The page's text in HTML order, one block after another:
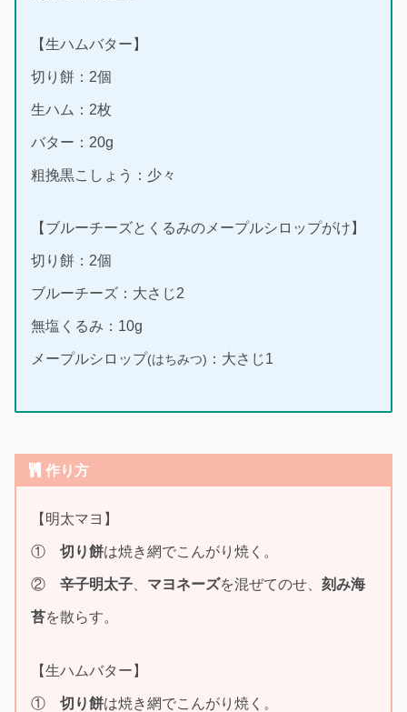
【生ハムバター】
切り餅：2個
生ハム：2枚
バター：20g
粗挽黒こしょう：少々
【ブルーチーズとくるみのメープルシロップがけ】
切り餅：2個
ブルーチーズ：大さじ2
無塩くるみ：10g
メープルシロップ(はちみつ) ：大さじ1
作り方
【明太マヨ】
① 切り餅は焼き網でこんがり焼く。
② 辛子明太子 マヨネーズを混ぜてのせ、 刻み海
苔を散らす。
【生ハムバター】
① 切り餅は焼き網でこんがり焼く。